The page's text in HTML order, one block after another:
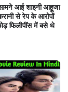
आई शाइनी आहूजा
से रेप के आरोपों
फिलीपींस में बसे थे